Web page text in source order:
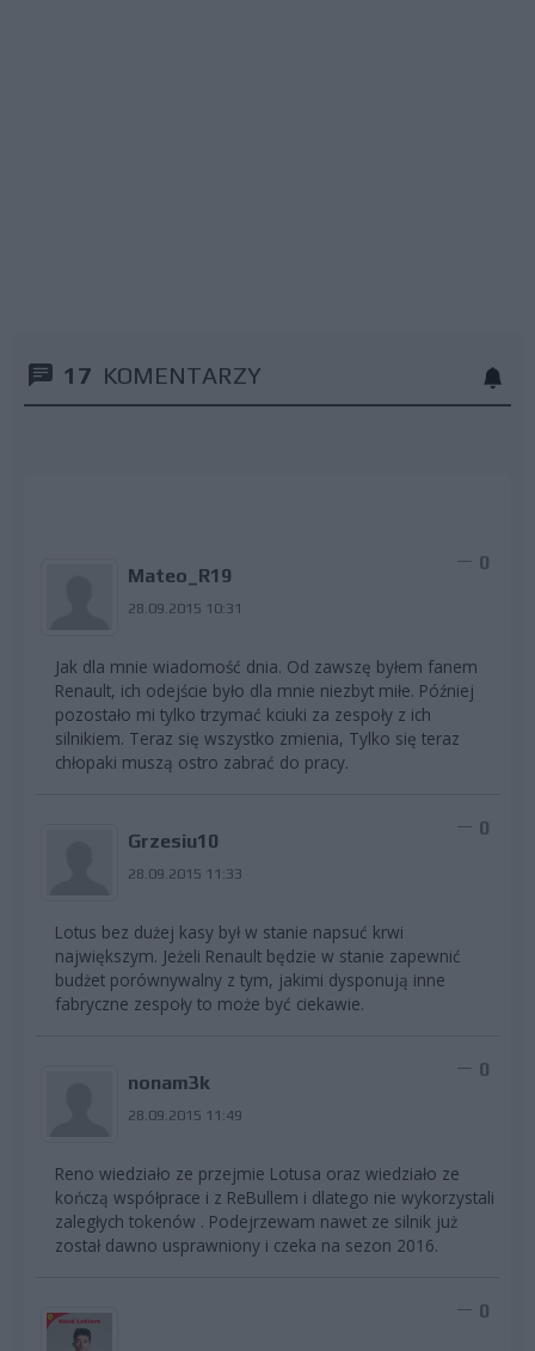
17 KOMENTARZY
Mateo_R19
28.09.2015 10:31
0
Jak dla mnie wiadomość dnia. Od zawszę byłem fanem
Renault, ich odejście było dla mnie niezbyt miłe. Później
pozostało mi tylko trzymać kciuki za zespoły z ich
silnikiem. Teraz się wszystko zmienia, Tylko się teraz
chłopaki muszą ostro zabrać do pracy.
Grzesiu10
28.09.2015 11:33
0
Lotus bez dużej kasy był w stanie napsuć krwi
największym. Jeżeli Renault będzie w stanie zapewnić
budżet porównywalny z tym, jakimi dysponują inne
fabryczne zespoły to może być ciekawie.
nonam3k
28.09.2015 11:49
0
Reno wiedziało ze przejmie Lotusa oraz wiedziało ze
kończą współprace i z ReBullem i dlatego nie wykorzystali
zaległych tokenów . Podejrzewam nawet ze silnik już
został dawno usprawniony i czeka na sezon 2016.
0